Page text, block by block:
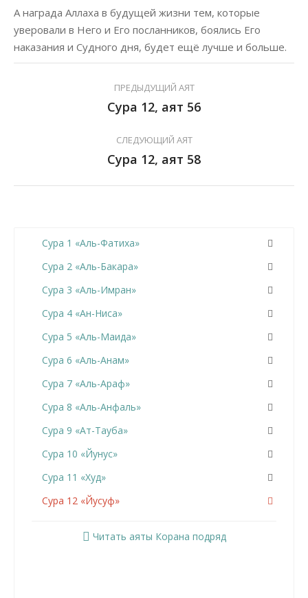
А награда Аллаха в будущей жизни тем, которые
уверовали в Него и Его посланников, боялись Его
наказания и Судного дня, будет ещё лучше и больше.
ПРЕДЫДУЩИЙ АЯТ
Сура 12, аят 56
СЛЕДУЮЩИЙ АЯТ
Сура 12, аят 58
Сура 1 «Аль-Фатиха»
Сура 2 «Аль-Бакара»
Сура 3 «Аль-Имран»
Сура 4 «Ан-Ниса»
Сура 5 «Аль-Маида»
Сура 6 «Аль-Анам»
Сура 7 «Аль-Араф»
Сура 8 «Аль-Анфаль»
Сура 9 «Ат-Тауба»
Сура 10 «Йунус»
Сура 11 «Худ»
Сура 12 «Йусуф»
Читать аяты Корана подряд